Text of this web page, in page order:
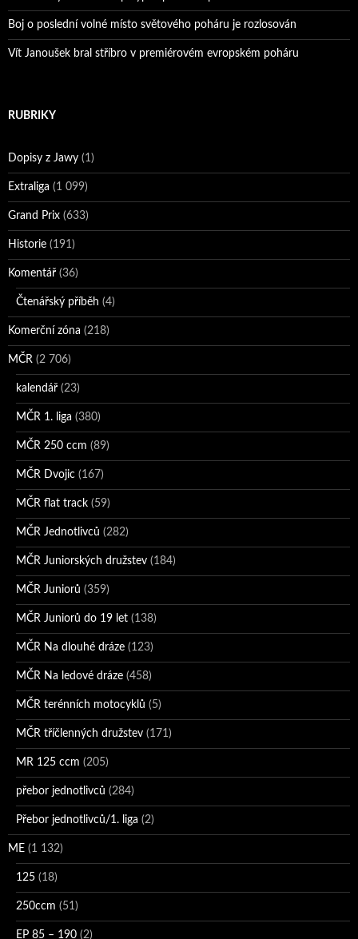
Boj o poslední volné místo světového poháru je rozlosován
Vít Janoušek bral stříbro v premiérovém evropském poháru
RUBRIKY
Dopisy z Jawy (1)
Extraliga (1 099)
Grand Prix (633)
Historie (191)
Komentář (36)
Čtenářský příběh (4)
Komerční zóna (218)
MČR (2 706)
kalendář (23)
MČR 1. liga (380)
MČR 250 ccm (89)
MČR Dvojic (167)
MČR flat track (59)
MČR Jednotlivců (282)
MČR Juniorských družstev (184)
MČR Juniorů (359)
MČR Juniorů do 19 let (138)
MČR Na dlouhé dráze (123)
MČR Na ledové dráze (458)
MČR terénních motocyklů (5)
MČR tříčlenných družstev (171)
MR 125 ccm (205)
přebor jednotlivců (284)
Přebor jednotlivců/1. liga (2)
ME (1 132)
125 (18)
250ccm (51)
EP 85 – 190 (2)